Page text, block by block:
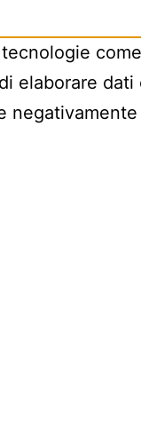
elaborare